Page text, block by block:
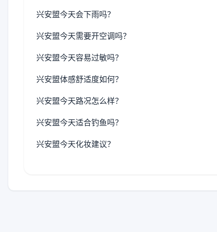
兴安盟今天会下雨吗？
兴安盟今天需要开空调吗？
兴安盟今天容易过敏吗？
兴安盟体感舒适度如何？
兴安盟今天路况怎么样？
兴安盟今天适合钓鱼吗？
兴安盟今天化妆建议？